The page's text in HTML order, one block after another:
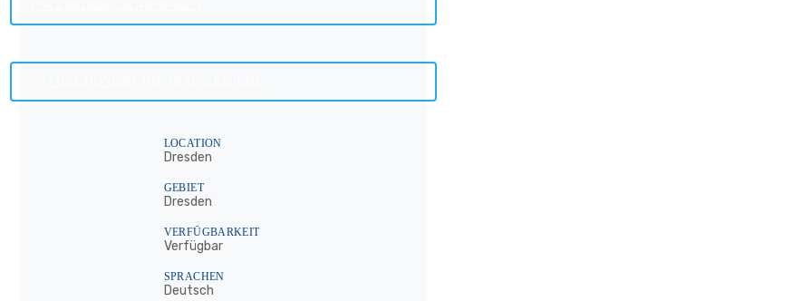
LOCATION
Dresden
GEBIET
Dresden
VERFÜGBARKEIT
Verfügbar
SPRACHEN
Deutsch